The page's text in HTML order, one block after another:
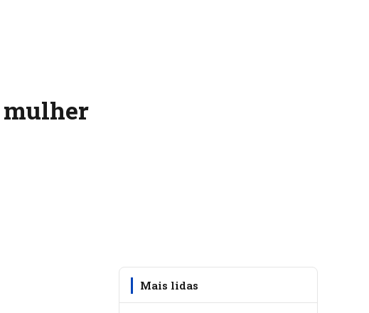
mulher
Mais lidas